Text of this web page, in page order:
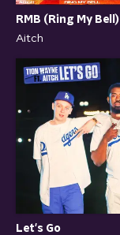
RMB (Ring My Bell)
Aitch
Let's Go